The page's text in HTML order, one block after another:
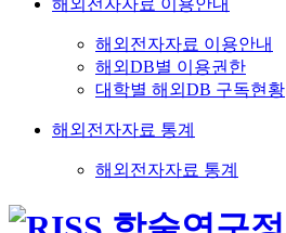
해외전자자료 이용안내
해외전자자료 이용안내
해외DB별 이용권한
대학별 해외DB 구독현황
해외전자자료 통계
해외전자자료 통계